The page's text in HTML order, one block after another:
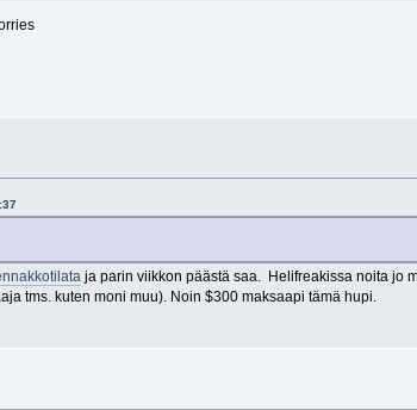
ja parin viikkon päästä saa. Helifreakissa noita jo
tms. kuten moni muu). Noin $300 maksaapi tämä hupi.